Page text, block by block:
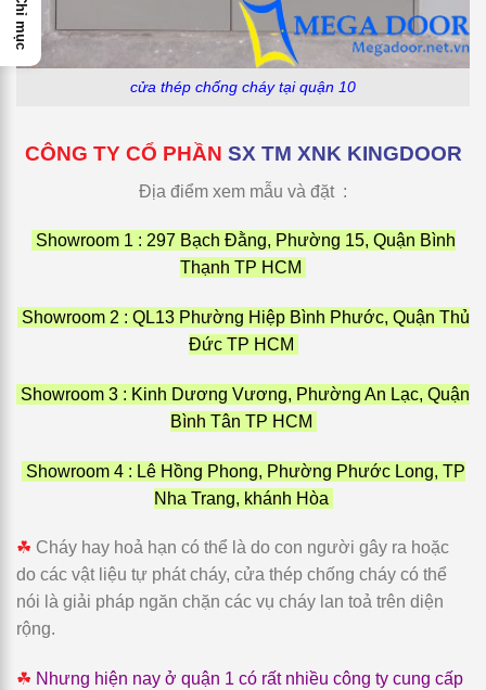
cửa thép chống cháy tại quận 10
CÔNG TY CỔ PHẦN SX TM XNK KINGDOOR
Địa điểm xem mẫu và đặt :
Showroom 1 : 297 Bạch Đằng, Phường 15, Quận Bình
Thạnh TP HCM
Showroom 2 : QL13 Phường Hiệp Bình Phước, Quận Thủ
Đức TP HCM
Showroom 3 : Kinh Dương Vương, Phường An Lạc, Quận
Bình Tân TP HCM
Showroom 4 : Lê Hồng Phong, Phường Phước Long, TP
Nha Trang, khánh Hòa
☘ Cháy hay hoả hạn có thể là do con người gây ra hoặc
do các vật liệu tự phát cháy, cửa thép chống cháy có thể
nói là giải pháp ngăn chặn các vụ cháy lan toả trên diện
rộng.
☘ Nhưng hiện nay ở quận 1 có rất nhiều công ty cung cấp
Chỉ mục